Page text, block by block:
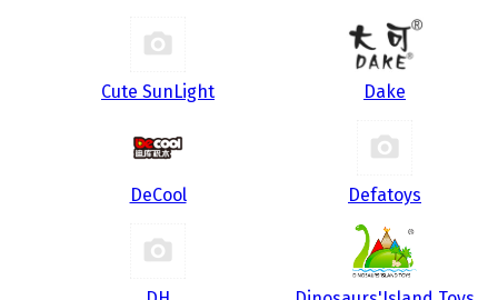
Cute SunLight Dake
DeCool Defatoys